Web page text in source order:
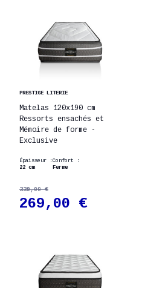
PRESTIGE LITERIE
Matelas 120x190 cm
Ressorts ensachés et
Mémoire de forme -
Exclusive
Épaisseur :
22 cm
Confort :
Ferme
339,00 €
269,00 €